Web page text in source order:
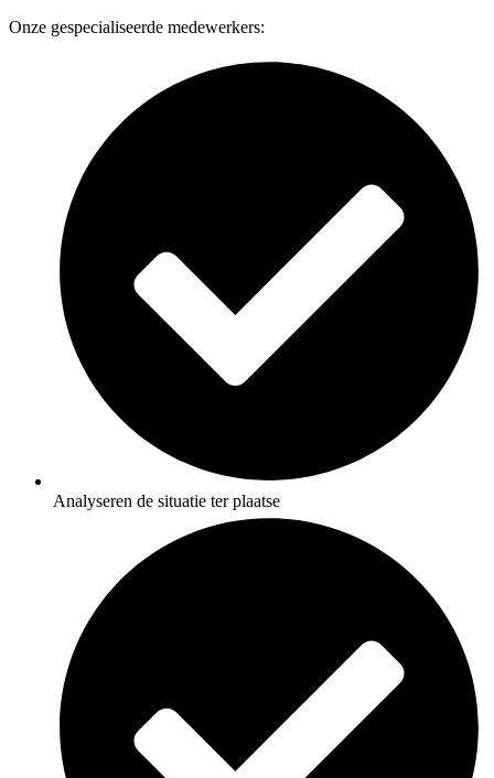
Onze gespecialiseerde medewerkers:
Analyseren de situatie ter plaatse